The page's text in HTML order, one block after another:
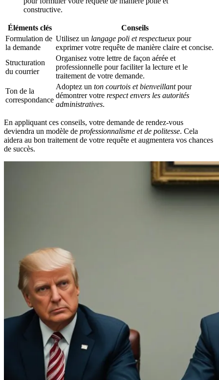
constructive.
Éléments clés
Conseils
Formulation de
la demande
Utilisez un langage poli et respectueux pour
exprimer votre requête de manière claire et concise.
Structuration
du courrier
Organisez votre lettre de façon aérée et
professionnelle pour faciliter la lecture et le
traitement de votre demande.
Ton de la
correspondance
Adoptez un ton courtois et bienveillantpour
démontrer votre respect envers les autorités
administratives.
En appliquant ces conseils, votre demande de rendez-vous
deviendra un modèle de professionnalisme et de politesse. Cela
aidera au bon traitement de votre requête et augmentera vos chances
de succès.